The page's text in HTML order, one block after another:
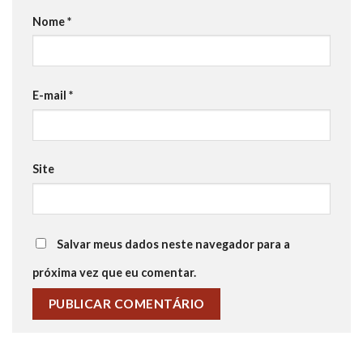
Nome*
E-mail *
Site
Salvar meus dados neste navegador para a
próxima vez que eu comentar.